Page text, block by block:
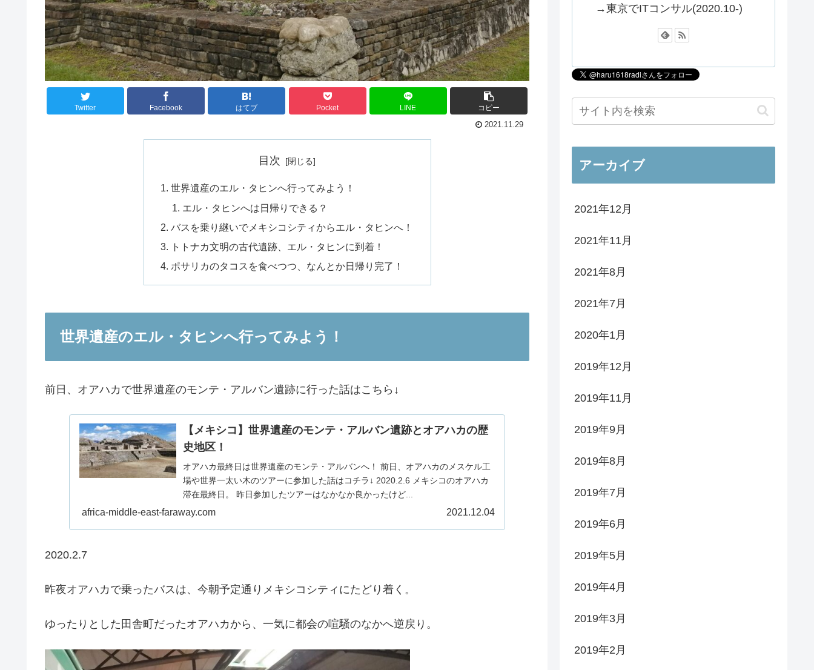
Twitter Facebook はてブ Pocket LINE コピー
2021.11.29
目次
世界遺産のエル・タヒンへ行ってみよう！
エル・タヒンへは日帰りできる？
バスを乗り継いでメキシコシティからエル・タヒンへ！
トトナカ文明の古代遺跡、エル・タヒンに到着！
ポサリカのタコスを食べつつ、なんとか日帰り完了！
世界遺産のエル・タヒンへ行ってみよう！
前日、オアハカで世界遺産のモンテ・アルバン遺跡に行った話はこちら↓
【メキシコ】世界遺産のモンテ・アルバン遺跡とオアハカの歴
史地区！
オアハカ最終日は世界遺産のモンテ・アルバンへ！ 前日、オアハカのメスケル工
場や世界一太い木のツアーに参加した話はコチラ↓ 2020.2.6 メキシコのオアハカ
滞在最終日。 昨日参加したツアーはなかなか良かったけど...
africa-middle-east-faraway.com 2021.12.04
2020.2.7
昨夜オアハカで乗ったバスは、今朝予定通りメキシコシティにたどり着く。
ゆったりとした田舎町だったオアハカから、一気に都会の喧騒のなかへ逆戻り。
→東京でITコンサル(2020.10-)
アーカイブ
2021年12月
2021年11月
2021年8月
2021年7月
2020年1月
2019年12月
2019年11月
2019年9月
2019年8月
2019年7月
2019年6月
2019年5月
2019年4月
2019年3月
2019年2月